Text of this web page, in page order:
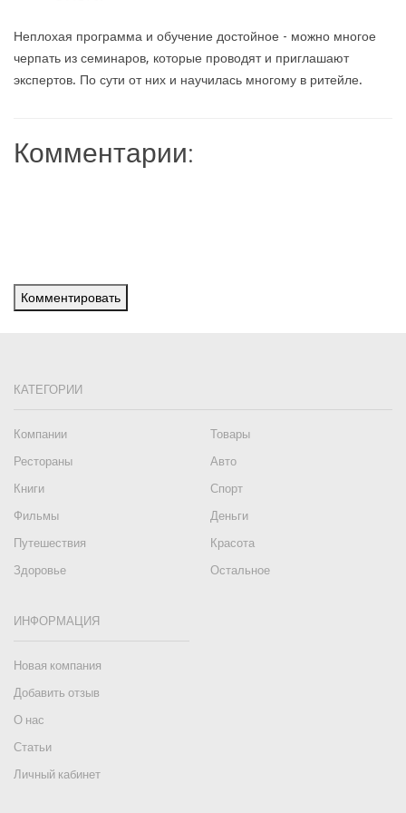
Неплохая программа и обучение достойное - можно многое
черпать из семинаров, которые проводят и приглашают
экспертов. По сути от них и научилась многому в ритейле.
Комментарии:
Комментировать
КАТЕГОРИИ
Компании
Товары
Рестораны
Авто
Книги
Спорт
Фильмы
Деньги
Путешествия
Красота
Здоровье
Остальное
ИНФОРМАЦИЯ
Новая компания
Добавить отзыв
О нас
Статьи
Личный кабинет